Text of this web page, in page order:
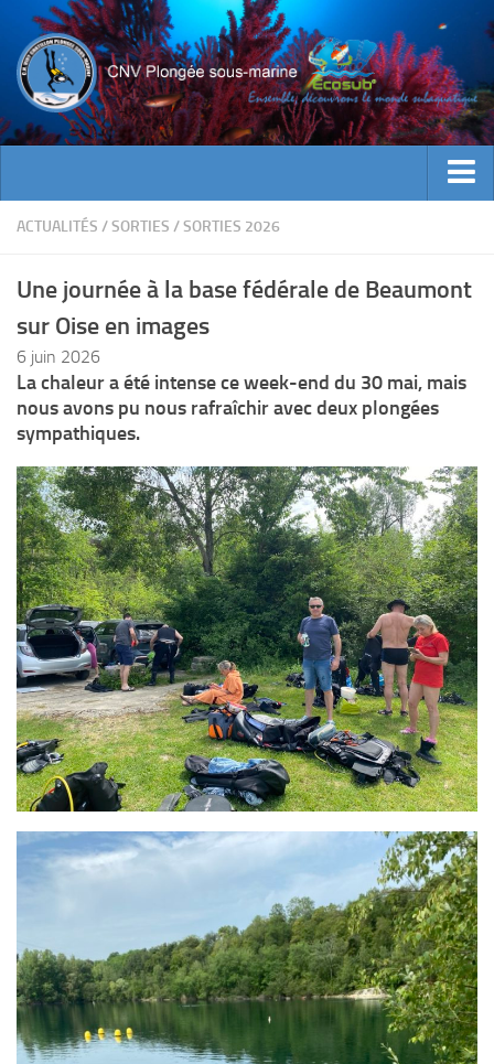
ACTUALITES
INFOS CNV
Contacts
Documents utiles
Historique
Plouf
ECOLE DE PLONGEE
Formations
Jeune plongeur
Plongeur N1
Plongeur N2
Plongeur N3
Maintien des acquis
Initiateur
Responsables
Fosse
Sorties techniques
ACTUALITÉS /SORTIES /SORTIES 2026
Une journée à la base fédérale de Beaumont
sur Oise en images
6 juin 2026
La chaleur a été intense ce week-end du 30 mai, mais
nous avons pu nous rafraîchir avec deux plongées
sympathiques.